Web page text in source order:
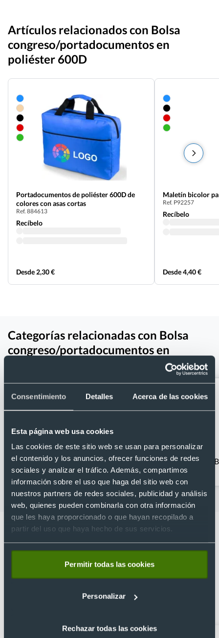
Consentimiento Detalles Acerca de las cookies
Esta página web usa cookies
Las cookies de este sitio web se usan para personalizar
el contenido y los anuncios, ofrecer funciones de redes
sociales y analizar el tráfico. Además, compartimos
información sobre el uso que haga del sitio web con
nuestros partners de redes sociales, publicidad y análisis
web, quienes pueden combinarla con otra información
que les haya proporcionado o que hayan recopilado a
partir del uso que haya hecho de sus servicios.
Permitir todas las cookies
Personalizar
Rechazar todas las cookies
Artículos relacionados con Bolsa
congreso/portadocumentos en
poliéster 600D
Portadocumentos de poliéster 600D de
colores con asas cortas
Ref. 884613
Recíbelo
Desde 2,30 €
Maletín bicolor
Ref. P92257
Recíbelo
Desde 4,40 €
Categorías relacionadas con Bolsa
congreso/portadocumentos en
Accesorios de viaje
Bandoleras
personalizadas
Lo que dicen nuestros clientes
Basado en 1440 reseñas de Google >